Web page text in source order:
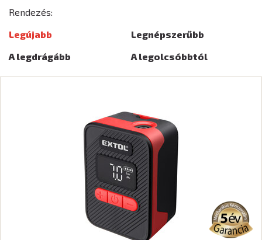
Rendezés:
Legújabb
Legnépszerűbb
A legdrágább
A legolcsóbbtól